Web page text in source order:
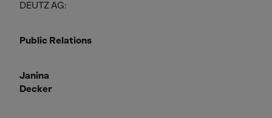
DEUTZ AG:
Public Relations
Janina
Decker